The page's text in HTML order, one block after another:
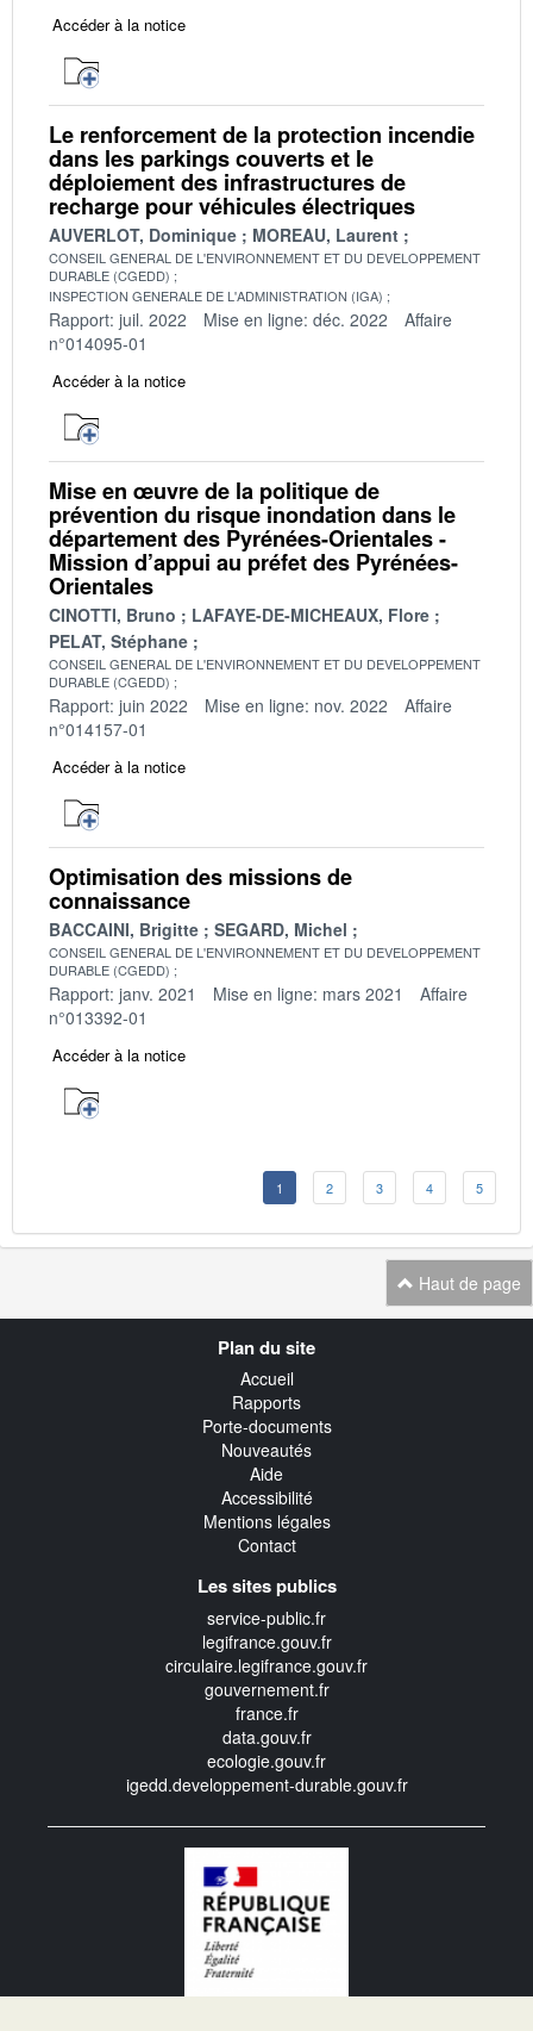
Accéder à la notice
Le renforcement de la protection incendie
dans les parkings couverts et le
déploiement des infrastructures de
recharge pour véhicules électriques
AUVERLOT, Dominique MOREAU, Laurent
CONSEIL GENERAL DE L'ENVIRONNEMENT ET DU DEVELOPPEMENT
DURABLE (CGEDD)
INSPECTION GENERALE DE L'ADMINISTRATION (IGA)
Rapport: juil. 2022 Mise en ligne: déc. 2022
Affaire
n°014095-01
Accéder à la notice
Mise en œuvre de la politique de
prévention du risque inondation dans le
département des Pyrénées-Orientales -
Mission d’appui au préfet des Pyrénées-
Orientales
CINOTTI, Bruno
LAFAYE-DE-MICHEAUX, Flore
PELAT, Stéphane
CONSEIL GENERAL DE L'ENVIRONNEMENT ET DU DEVELOPPEMENT
DURABLE (CGEDD)
Rapport: juin 2022 Mise en ligne: nov. 2022
Affaire
n°014157-01
Accéder à la notice
Optimisation des missions de
connaissance
BACCAINI, Brigitte SEGARD, Michel
CONSEIL GENERAL DE L'ENVIRONNEMENT ET DU DEVELOPPEMENT
DURABLE (CGEDD)
Rapport: janv. 2021 Mise en ligne: mars 2021
Affaire
n°013392-01
Accéder à la notice
1 2 3 4 5
Haut de page
Plan du site
Accueil
Rapports
Porte-documents
Nouveautés
Aide
Accessibilité
Mentions légales
Contact
Les sites publics
service-public.fr
legifrance.gouv.fr
circulaire.legifrance.gouv.fr
gouvernement.fr
france.fr
data.gouv.fr
ecologie.gouv.fr
igedd.developpement-durable.gouv.fr